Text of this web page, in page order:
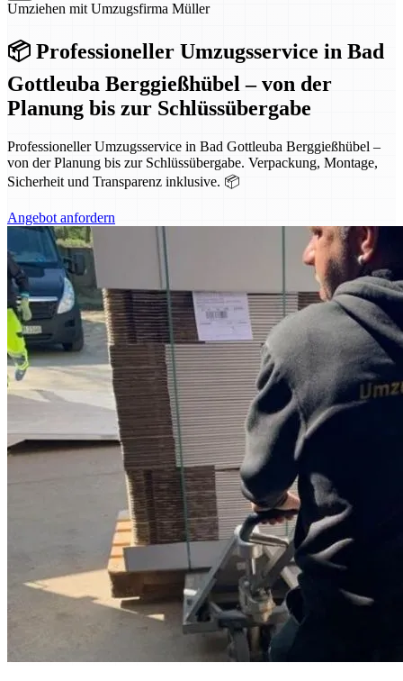
Umziehen mit Umzugsfirma Müller
📦 Professioneller Umzugsservice in Bad
Gottleuba Berggießhübel – von der
Planung bis zur Schlüssübergabe
Professioneller Umzugsservice in Bad Gottleuba Berggießhübel –
von der Planung bis zur Schlüssübergabe. Verpackung, Montage,
Sicherheit und Transparenz inklusive. 📦
Angebot anfordern